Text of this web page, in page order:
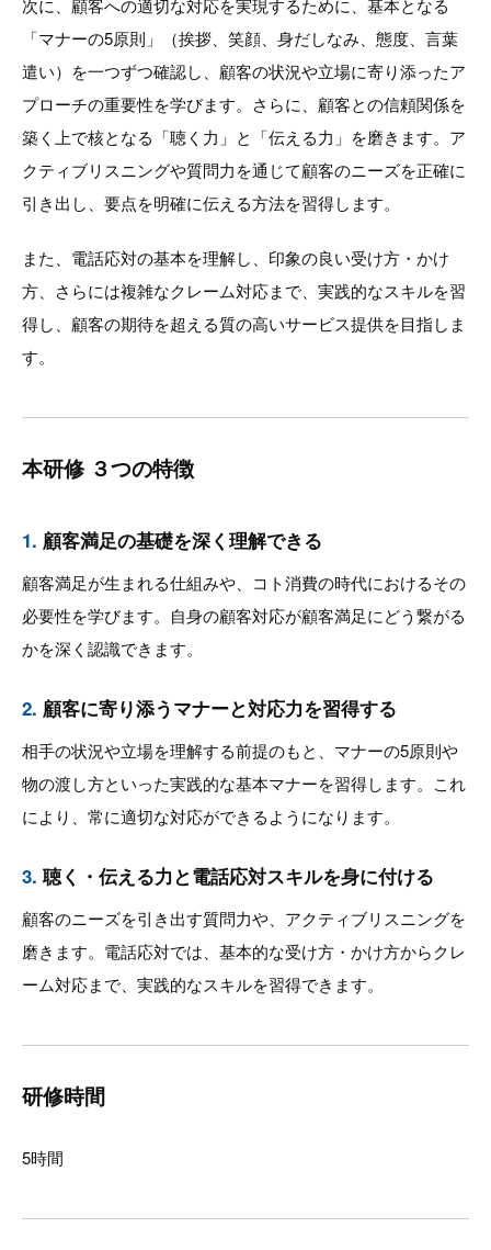
次に、顧客への適切な対応を実現するために、基本となる
「マナーの5原則」（挨拶、笑顔、身だしなみ、態度、言葉
遣い）を一つずつ確認し、顧客の状況や立場に寄り添ったア
プローチの重要性を学びます。さらに、顧客との信頼関係を
築く上で核となる「聴く力」と「伝える力」を磨きます。ア
クティブリスニングや質問力を通じて顧客のニーズを正確に
引き出し、要点を明確に伝える方法を習得します。
また、電話応対の基本を理解し、印象の良い受け方・かけ
方、さらには複雑なクレーム対応まで、実践的なスキルを習
得し、顧客の期待を超える質の高いサービス提供を目指しま
す。
本研修 ３つの特徴
1. 顧客満足の基礎を深く理解できる
顧客満足が生まれる仕組みや、コト消費の時代におけるその
必要性を学びます。自身の顧客対応が顧客満足にどう繋がる
かを深く認識できます。
2. 顧客に寄り添うマナーと対応力を習得する
相手の状況や立場を理解する前提のもと、マナーの5原則や
物の渡し方といった実践的な基本マナーを習得します。これ
により、常に適切な対応ができるようになります。
3. 聴く・伝える力と電話応対スキルを身に付ける
顧客のニーズを引き出す質問力や、アクティブリスニングを
磨きます。電話応対では、基本的な受け方・かけ方からクレ
ーム対応まで、実践的なスキルを習得できます。
研修時間
5時間